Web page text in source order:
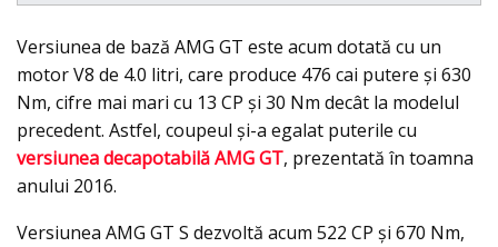
Versiunea de bază AMG GT este acum dotată cu un
motor V8 de 4.0 litri, care produce 476 cai putere şi 630
Nm, cifre mai mari cu 13 CP şi 30 Nm decât la modelul
precedent. Astfel, coupeul şi-a egalat puterile cu
versiunea decapotabilă AMG GT, prezentată în toamna
anului 2016.
Versiunea AMG GT S dezvoltă acum 522 CP şi 670 Nm,